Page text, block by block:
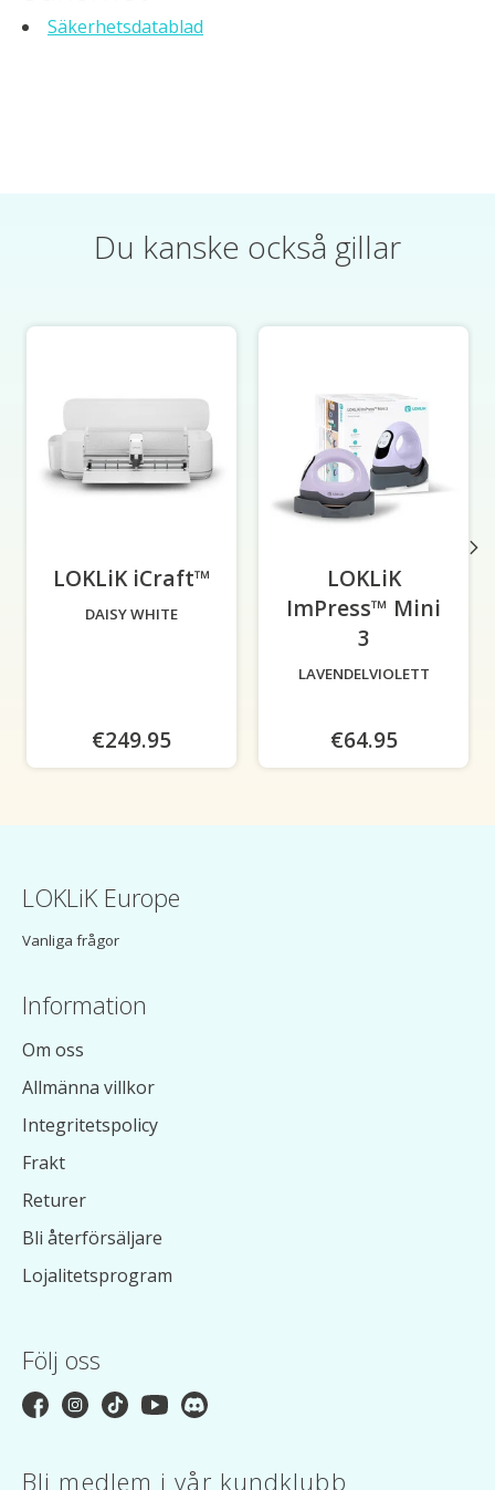
Säkerhetsdatablad
Du kanske också gillar
LOKLiK iCraft™
DAISY WHITE
€249.95
LOKLiK
ImPress™ Mini
3
LAVENDELVIOLETT
€64.95
LOKLiK Europe
Vanliga frågor
Information
Om oss
Allmänna villkor
Integritetspolicy
Frakt
Returer
Bli återförsäljare
Lojalitetsprogram
Följ oss
Bli medlem i vår kundklubb